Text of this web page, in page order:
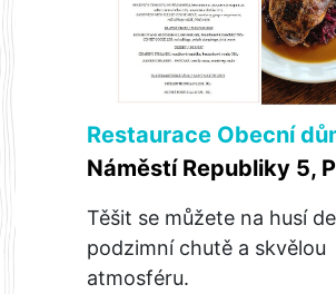
Restaurace Obecní
Náměstí Republiky 5,
Těšit se můžete na husí
podzimní chutě a skvělou
atmosféru.